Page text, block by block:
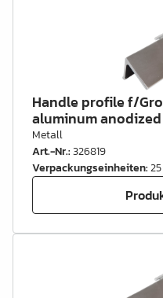
Handle profile f/
aluminum anodized
Metall
Art.-Nr.:326819
Verpackungseinheiten:25